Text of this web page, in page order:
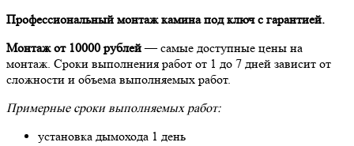
Профессиональный монтаж камина под ключ с гарантией.
Монтаж от 10000 рублей— самые доступные цены на
монтаж. Сроки выполнения работ от 1 до 7 дней зависит от
сложности и объема выполняемых работ.
Примерные сроки выполняемых работ:
установка дымохода 1 день